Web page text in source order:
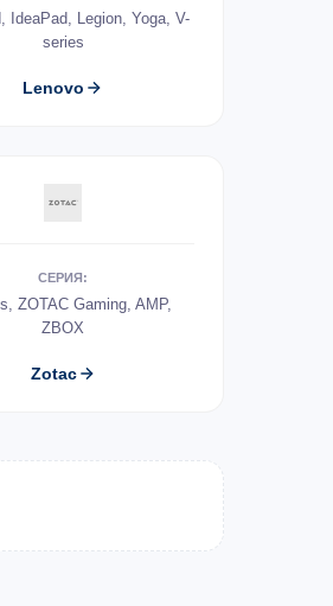
IdeaPad, Legion, Yoga, V-
series
Lenovo
СЕРИЯ:
ZOTAC Gaming, AMP,
ZBOX
Zotac